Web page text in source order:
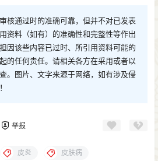
核通过时的准确可靠，但并不对已发表
资料（如有）的准确性和完整性等作出
因该些内容已过时、所引用资料可能的
的任何责任。请相关各方在采用或者以
。图片、文字来源于网络，如有涉及侵
举报
皮炎 皮肤病